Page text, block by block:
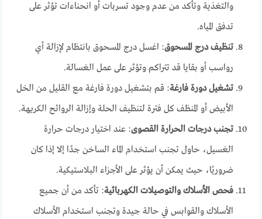
والتغذية وتأكد من عدم وجود تسربات أو انحناءات تؤثر على
تدفق المياه.
تنظيف درج المسحوق: اغسل درج المسحوق بانتظام لإزالة أي
رواسب أو بقايا قد تتراكم وتؤثر على عمل الغسالة.
تشغيل دورة فارغة: قم بتشغيل دورة فارغة مع القليل من الخل
الأبيض أو المنظف كل فترة لتنظيف الحلة وإزالة الروائح الكريهة.
تجنب درجات الحرارة القصوى: عند اختيار درجات حرارة
الغسيل، حاول تجنب استخدام الماء الساخن جدًا إلا إذا كان
ضروريًا، حيث يمكن أن يؤثر على الأجزاء البلاستيكية.
فحص الأسلاك والتوصيلات الكهربائية: تأكد من أن جميع
الأسلاك والقوابس في حالة جيدة وتجنب استخدام الأسلاك